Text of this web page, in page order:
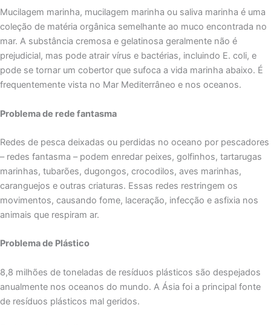
Mucilagem marinha, mucilagem marinha ou saliva marinha é uma
coleção de matéria orgânica semelhante ao muco encontrada no
mar. A substância cremosa e gelatinosa geralmente não é
prejudicial, mas pode atrair vírus e bactérias, incluindo E. coli, e
pode se tornar um cobertor que sufoca a vida marinha abaixo. É
frequentemente vista no Mar Mediterrâneo e nos oceanos.
Problema de rede fantasma
Redes de pesca deixadas ou perdidas no oceano por pescadores
– redes fantasma – podem enredar peixes, golfinhos, tartarugas
marinhas, tubarões, dugongos, crocodilos, aves marinhas,
caranguejos e outras criaturas. Essas redes restringem os
movimentos, causando fome, laceração, infecção e asfixia nos
animais que respiram ar.
Problema de Plástico
8,8 milhões de toneladas de resíduos plásticos são despejados
anualmente nos oceanos do mundo. A Ásia foi a principal fonte
de resíduos plásticos mal geridos.